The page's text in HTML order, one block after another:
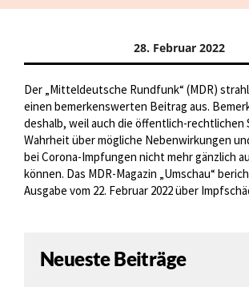
28. Februar 2022
Der „Mitteldeutsche Rundfunk“ (MDR)
einen bemerkenswerten Beitrag aus.
deshalb, weil auch die öffentlich-rechtlichen
Wahrheit über mögliche Nebenwirkungen
bei Corona-Impfungen nicht mehr gänzlich
können. Das MDR-Magazin „Umschau“
Ausgabe vom 22. Februar 2022 über
Neueste Beiträge